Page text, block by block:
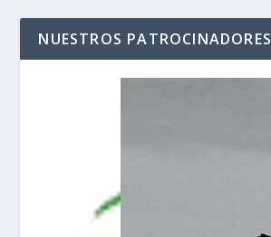
NUESTROS PATROCINADORES